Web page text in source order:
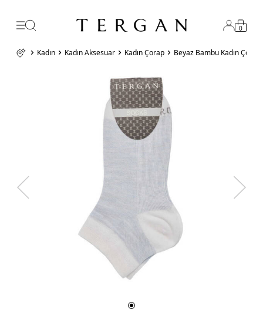
0
Kadın Kadın Aksesuar Kadın Çorap Beyaz Bambu Kadın